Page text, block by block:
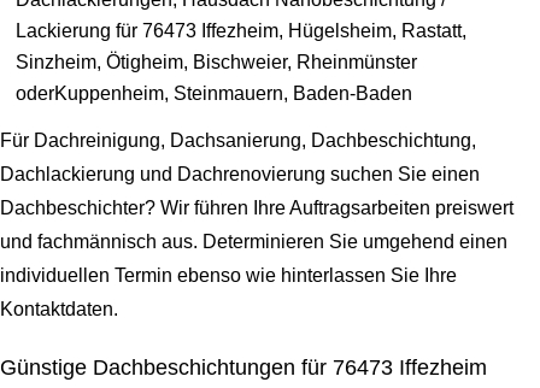
Lackierung für 76473 Iffezheim, Hügelsheim, Rastatt,
Sinzheim, Ötigheim, Bischweier, Rheinmünster
oderKuppenheim, Steinmauern, Baden-Baden
Für Dachreinigung, Dachsanierung, Dachbeschichtung,
Dachlackierung und Dachrenovierung suchen Sie einen
Dachbeschichter? Wir führen Ihre Auftragsarbeiten preiswert
und fachmännisch aus. Determinieren Sie umgehend einen
individuellen Termin ebenso wie hinterlassen Sie Ihre
Kontaktdaten.
Günstige Dachbeschichtungen für 76473 Iffezheim